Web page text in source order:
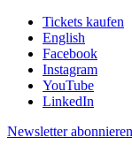
Tickets kaufen
English
Facebook
Instagram
YouTube
LinkedIn
Newsletter abonnieren